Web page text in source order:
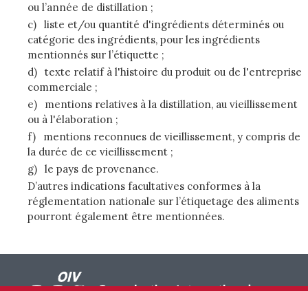
ou l’année de distillation ;
c) liste et/ou quantité d'ingrédients déterminés ou
catégorie des ingrédients, pour les ingrédients
mentionnés sur l’étiquette ;
d) texte relatif à l'histoire du produit ou de l'entreprise
commerciale ;
e)
mentions relatives à la distillation, au vieillissement
ou à l'élaboration ;
f)
mentions reconnues de vieillissement, y compris de
la durée de ce vieillissement ;
g) le pays de provenance.
D’autres indications facultatives conformes à la
réglementation nationale sur l’étiquetage des aliments
pourront également être mentionnées.